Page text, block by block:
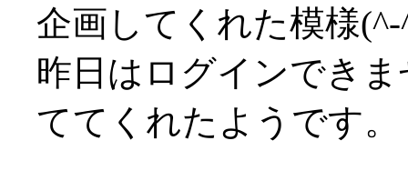
企画してくれた模様
昨日はログインでき
ててくれたようです。